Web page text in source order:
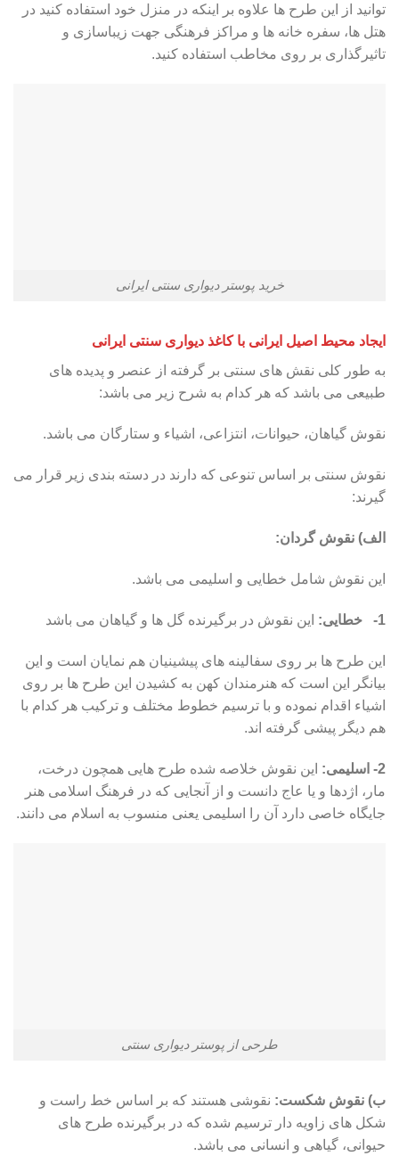
توانید از این طرح ها علاوه بر اینکه در منزل خود استفاده کنید در
هتل ها، سفره خانه ها و مراکز فرهنگی جهت زیباسازی و
تاثیرگذاری بر روی مخاطب استفاده کنید.
خرید پوستر دیواری سنتی ایرانی
ایجاد محیط اصیل ایرانی با کاغذ دیواری سنتی ایرانی
به طور کلی نقش های سنتی بر گرفته از عنصر و پدیده های
طبیعی می باشد که هر کدام به شرح زیر می باشد:
نقوش گیاهان، حیوانات، انتزاعی، اشیاء و ستارگان می باشد.
نقوش سنتی بر اساس تنوعی که دارند در دسته بندی زیر قرار می
گیرند:
الف) نقوش گردان:
این نقوش شامل خطایی و اسلیمی می باشد.
1- خطایی: این نقوش در برگیرنده گل ها و گیاهان می باشد
این طرح ها بر روی سفالینه های پیشینیان هم نمایان است و این
بیانگر این است که هنرمندان کهن به کشیدن این طرح ها بر روی
اشیاء اقدام نموده و با ترسیم خطوط مختلف و ترکیب هر کدام با
هم دیگر پیشی گرفته اند.
2- اسلیمی:
این نقوش خلاصه شده طرح هایی همچون درخت،
مار، اژدها و یا عاج دانست و از آنجایی که در فرهنگ اسلامی هنر
جایگاه خاصی دارد آن را اسلیمی یعنی منسوب به اسلام می دانند.
طرحی از پوستر دیواری سنتی
ب) نقوش شکست: نقوشی هستند که بر اساس خط راست و
شکل های زاویه دار ترسیم شده که در برگیرنده طرح های
حیوانی، گیاهی و انسانی می باشد.